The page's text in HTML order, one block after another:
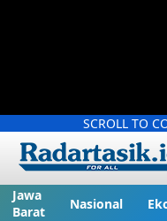
SCROLL TO
Jawa
Barat
Nasional